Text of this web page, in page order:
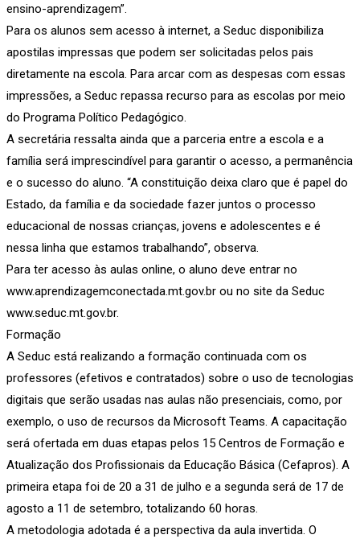
ensino-aprendizagem”.
Para os alunos sem acesso à internet, a Seduc disponibiliza
apostilas impressas que podem ser solicitadas pelos pais
diretamente na escola. Para arcar com as despesas com essas
impressões, a Seduc repassa recurso para as escolas por meio
do Programa Político Pedagógico.
A secretária ressalta ainda que a parceria entre a escola e a
família será imprescindível para garantir o acesso, a permanência
e o sucesso do aluno. “A constituição deixa claro que é papel do
Estado, da família e da sociedade fazer juntos o processo
educacional de nossas crianças, jovens e adolescentes e é
nessa linha que estamos trabalhando”, observa.
Para ter acesso às aulas online, o aluno deve entrar no
www.aprendizagemconectada.mt.gov.br ou no site da Seduc
www.seduc.mt.gov.br.
Formação
A Seduc está realizando a formação continuada com os
professores (efetivos e contratados) sobre o uso de tecnologias
digitais que serão usadas nas aulas não presenciais, como, por
exemplo, o uso de recursos da Microsoft Teams. A capacitação
será ofertada em duas etapas pelos 15 Centros de Formação e
Atualização dos Profissionais da Educação Básica (Cefapros). A
primeira etapa foi de 20 a 31 de julho e a segunda será de 17 de
agosto a 11 de setembro, totalizando 60 horas.
A metodologia adotada é a perspectiva da aula invertida. O